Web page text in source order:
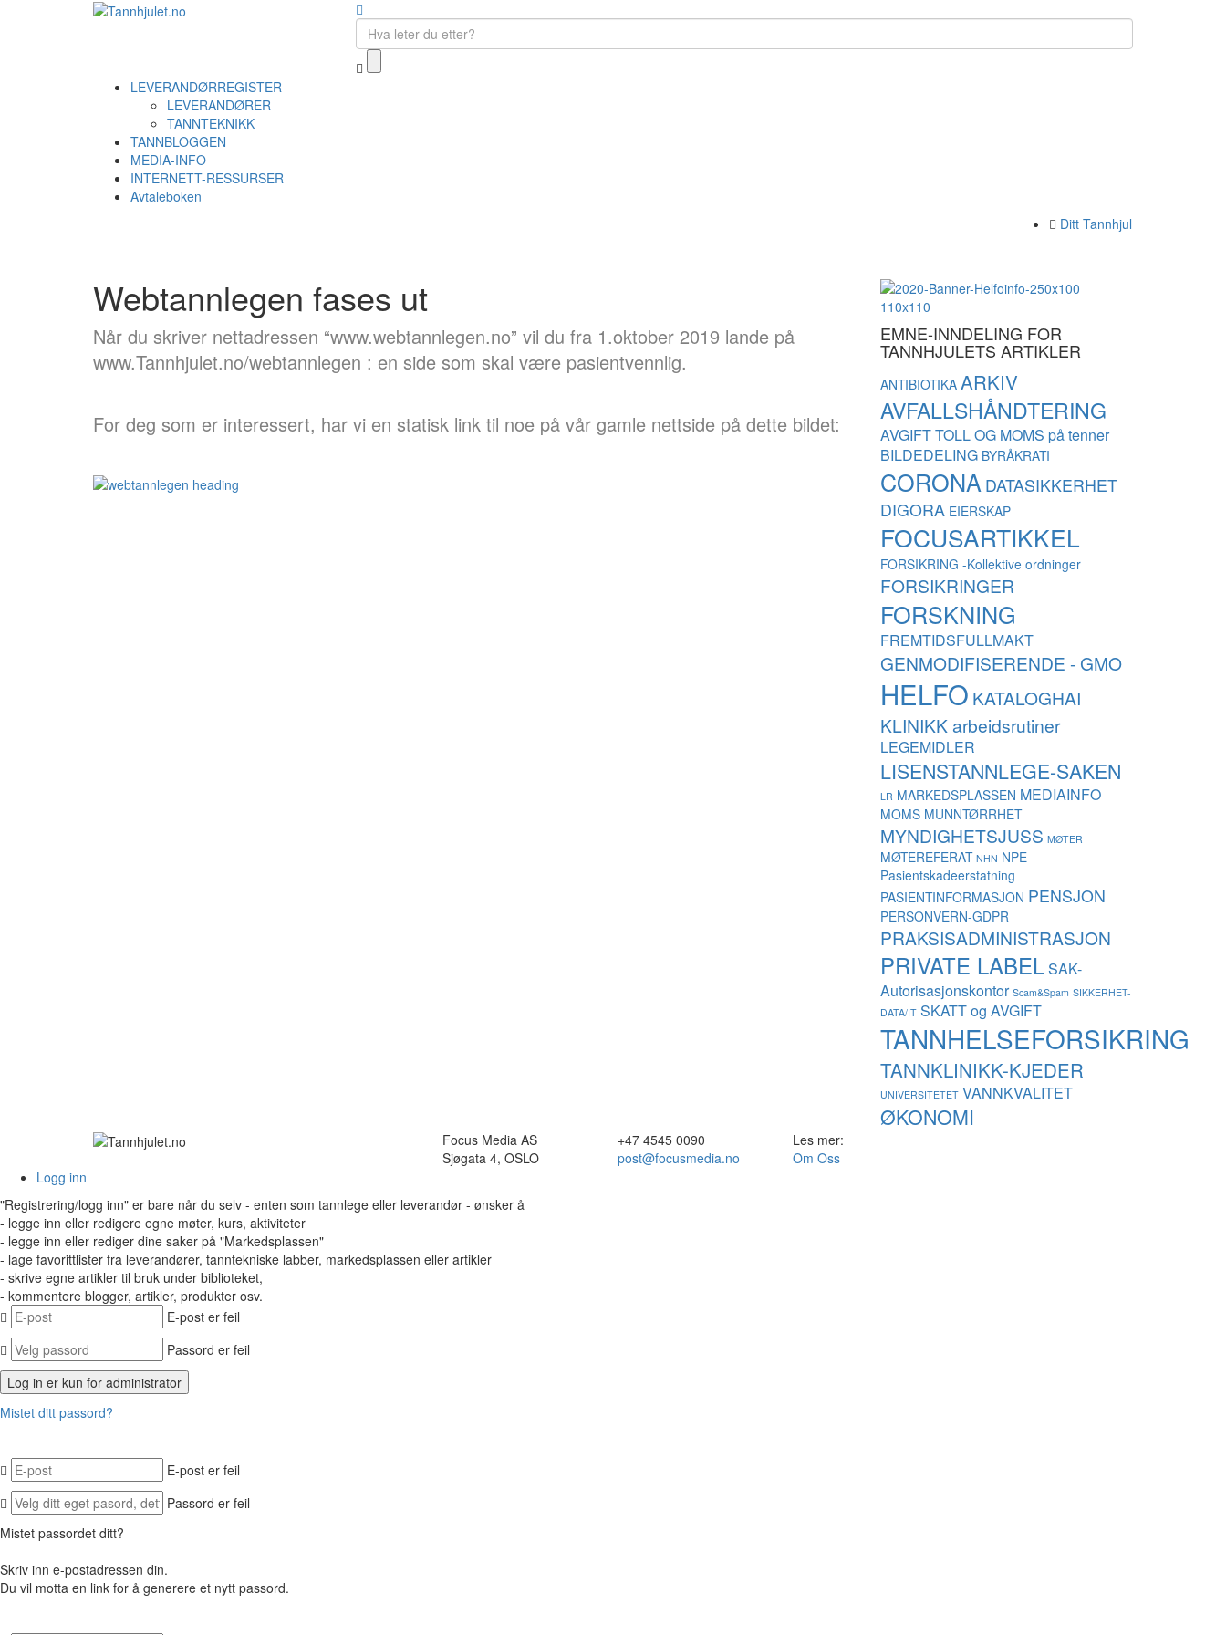
LEVERANDØRREGISTER
LEVERANDØRER
TANNTEKNIKK
TANNBLOGGEN
MEDIA-INFO
INTERNETT-RESSURSER
Avtaleboken
Ditt Tannhjul
Webtannlegen fases ut
Når du skriver nettadressen “www.webtannlegen.no” vil du fra 1.oktober 2019 lande på
www.Tannhjulet.no/webtannlegen : en side som skal være pasientvennlig.
For deg som er interessert, har vi en statisk link til noe på vår gamle nettside på dette bildet:
EMNE-INNDELING FOR
TANNHJULETS ARTIKLER
ANTIBIOTIKA ARKIV
AVFALLSHÅNDTERING
AVGIFT TOLL OG MOMS på tenner
BILDEDELING BYRÅKRATI
CORONA DATASIKKERHET
DIGORA EIERSKAP
FOCUSARTIKKEL
FORSIKRING -Kollektive ordninger
FORSIKRINGER
FORSKNING
FREMTIDSFULLMAKT
GENMODIFISERENDE - GMO
HELFO KATALOGHAI
KLINIKK arbeidsrutiner
LEGEMIDLER
LISENSTANNLEGE-SAKEN
LR MARKEDSPLASSEN MEDIAINFO
MOMS MUNNTØRRHET
MYNDIGHETSJUSS MØTER
MØTEREFERAT NHN NPE-
Pasientskadeerstatning
PASIENTINFORMASJON PENSJON
PERSONVERN-GDPR
PRAKSISADMINISTRASJON
PRIVATE LABELSAK-
Autorisasjonskontor Scam&Spam SIKKERHET-
DATA/IT SKATT og AVGIFT
TANNHELSEFORSIKRING
TANNKLINIKK-KJEDER
UNIVERSITETET VANNKVALITET
ØKONOMI
Focus Media AS
Sjøgata 4, OSLO
+47 4545 0090
post@focusmedia.no
Les mer:
Om Oss
Logg inn
"Registrering/logg inn" er bare når du selv - enten som tannlege eller leverandør - ønsker å
- legge inn eller redigere egne møter, kurs, aktiviteter
- legge inn eller rediger dine saker på "Markedsplassen"
- lage favorittlister fra leverandører, tanntekniske labber, markedsplassen eller artikler
- skrive egne artikler til bruk under biblioteket,
- kommentere blogger, artikler, produkter osv.
E-post er feil
Passord er feil
Mistet ditt passord?
E-post er feil
Passord er feil
Mistet passordet ditt?
Skriv inn e-postadressen din.
Du vil motta en link for å generere et nytt passord.